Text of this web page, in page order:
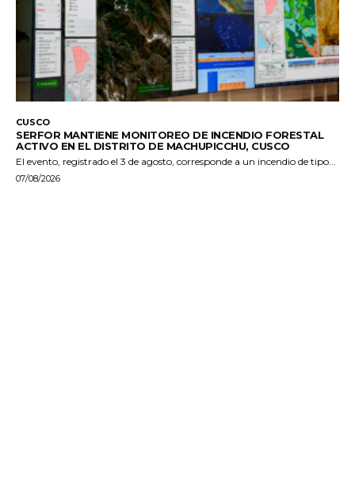
CUSCO
SERFOR MANTIENE MONITOREO DE INCENDIO FORESTAL
ACTIVO EN EL DISTRITO DE MACHUPICCHU, CUSCO
El evento, registrado el 3 de agosto, corresponde a un incendio de tipo...
07/08/2026